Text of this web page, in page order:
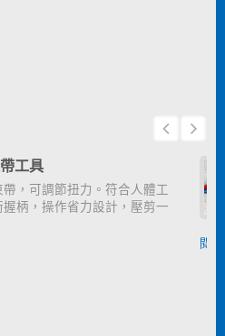
工具
帶，可調節扭力。符合人體工
柄，操作省力設計，壓剪一
閱